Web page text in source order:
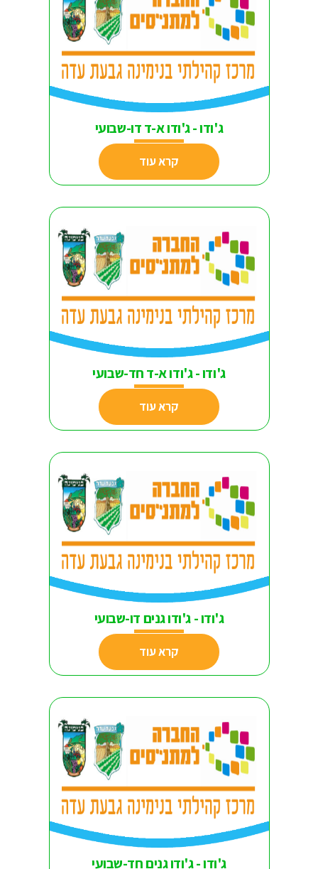
ג'ודו - ג'ודו א-ד דו-שבועי
קרא עוד
ג'ודו - ג'ודו א-ד חד-שבועי
קרא עוד
ג'ודו - ג'ודו גנים דו-שבועי
קרא עוד
ג'ודו - ג'ודו גנים חד-שבועי